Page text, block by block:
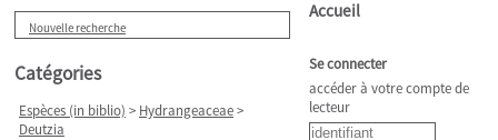
Nouvelle recherche
Catégories
Espèces (in biblio) > Hydrangeaceae>
Deutzia
Accueil
Se connecter
accéder à votre compte de
lecteur